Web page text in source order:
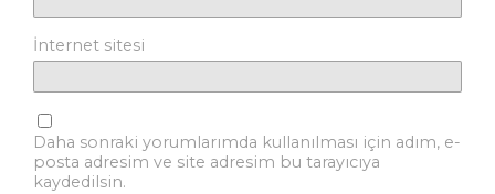
İnternet sitesi
Daha sonraki yorumlarımda kullanılması için adım, e-
posta adresim ve site adresim bu tarayıcıya
kaydedilsin.